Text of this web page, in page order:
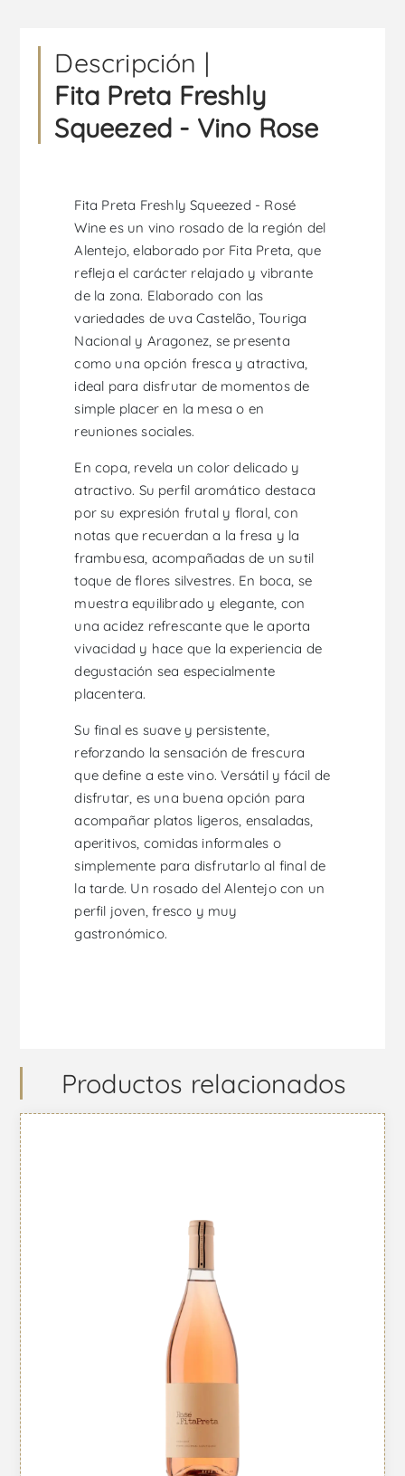
Descripción |
Fita Preta Freshly
Squeezed - Vino Rose
Fita Preta Freshly Squeezed - Rosé
Wine es un vino rosado de la región del
Alentejo, elaborado por Fita Preta, que
refleja el carácter relajado y vibrante
de la zona. Elaborado con las
variedades de uva Castelão, Touriga
Nacional y Aragonez, se presenta
como una opción fresca y atractiva,
ideal para disfrutar de momentos de
simple placer en la mesa o en
reuniones sociales.
En copa, revela un color delicado y
atractivo. Su perfil aromático destaca
por su expresión frutal y floral, con
notas que recuerdan a la fresa y la
frambuesa, acompañadas de un sutil
toque de flores silvestres. En boca, se
muestra equilibrado y elegante, con
una acidez refrescante que le aporta
vivacidad y hace que la experiencia de
degustación sea especialmente
placentera.
Su final es suave y persistente,
reforzando la sensación de frescura
que define a este vino. Versátil y fácil de
disfrutar, es una buena opción para
acompañar platos ligeros, ensaladas,
aperitivos, comidas informales o
simplemente para disfrutarlo al final de
la tarde. Un rosado del Alentejo con un
perfil joven, fresco y muy
gastronómico.
Productos relacionados